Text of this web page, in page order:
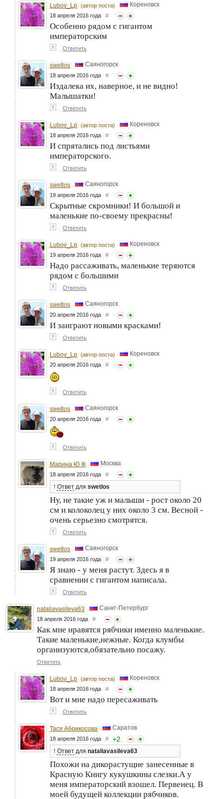
Lubov_Lp (автор поста) Кореновск
18 апреля 2016 года #
Особенно рядом с гигантом
императорским
↑ Ответить
swetlos Саяногорск
18 апреля 2016 года #
Издалека их, наверное, и не видно!
Малышатки!
↑ Ответить
Lubov_Lp (автор поста) Кореновск
18 апреля 2016 года #
И спрятались под листьями
императорского.
↑ Ответить
swetlos Саяногорск
19 апреля 2016 года #
Скрытные скромники! И большой и
маленькие по-своему прекрасны!
↑ Ответить
Lubov_Lp (автор поста) Кореновск
19 апреля 2016 года #
Надо рассаживать, маленькие теряются
рядом с большими
↑ Ответить
swetlos Саяногорск
20 апреля 2016 года #
И заиграют новыми красками!
↑ Ответить
Lubov_Lp (автор поста) Кореновск
20 апреля 2016 года #
↑ Ответить
swetlos Саяногорск
20 апреля 2016 года #
↑ Ответить
Марина Ю Ф Москва
18 апреля 2016 года #
↑ Ответ для swetlos
Ну, не такие уж и малыши - рост около 20
см и колоколец у них около 3 см. Весной -
очень серьезно смотрятся.
↑ Ответить
swetlos Саяногорск
19 апреля 2016 года #
Я знаю - у меня растут. Здесь я в
сравнении с гигантом написала.
↑ Ответить
nataliavasileva63 Санкт-Петербург
18 апреля 2016 года #
Как мне нравятся рябчики именно маленькие.
Такие маленькие,нежные. Когда клумбы
организуются,обязательно посажу.
Ответить
Lubov_Lp (автор поста) Кореновск
18 апреля 2016 года #
Вот и мне надо пересаживать
↑ Ответить
Тася Абрикосова Саратов
18 апреля 2016 года # +2
↑ Ответ для nataliavasileva63
Похожи на дикорастущие занесенные в
Красную Книгу кукушкины слезки.А у
меня императорский взошел. Первенец. В
моей будущей коллекции рябчиков.